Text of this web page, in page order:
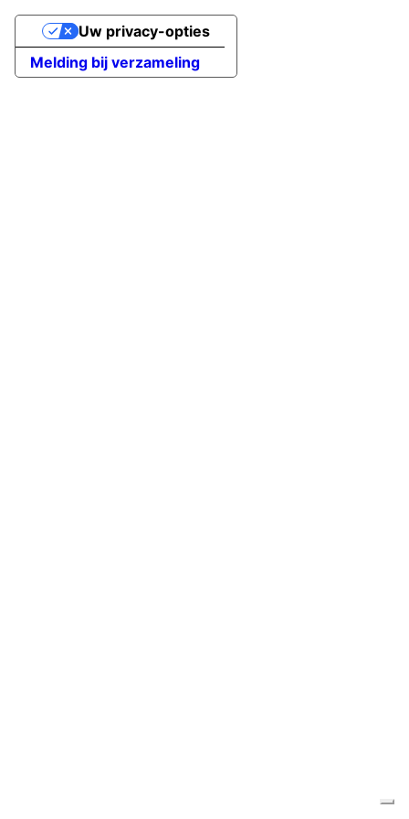
Melding bij verzameling
Uw privacy-opties